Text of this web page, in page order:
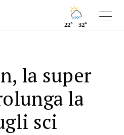
22° - 32°
la super
la
sci